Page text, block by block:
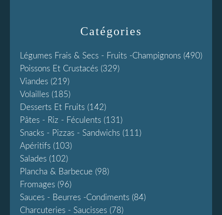
Catégories
Légumes Frais & Secs - Fruits -champignons (490)
Poissons Et Crustacés (329)
Viandes (219)
Volailles (185)
Desserts Et Fruits (142)
Pâtes - Riz - Féculents (131)
Snacks - Pizzas - Sandwichs (111)
Apéritifs (103)
Salades (102)
Plancha & Barbecue (98)
Fromages (96)
Sauces - Beurres -condiments (84)
Charcuteries - Saucisses (78)